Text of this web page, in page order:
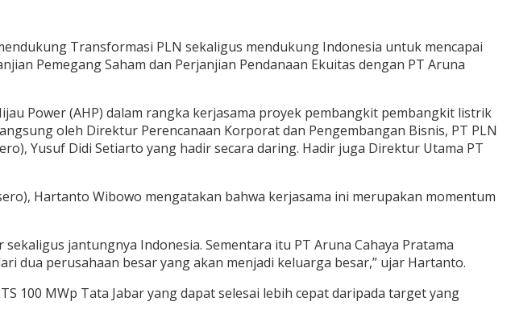
Transformasi PLN sekaligus mendukung Indonesia untuk mencapai
Pemegang Saham dan Perjanjian Pendanaan Ekuitas dengan PT Aruna
Power (AHP) dalam rangka kerjasama proyek pembangkit pembangkit listrik
oleh Direktur Perencanaan Korporat dan Pengembangan Bisnis, PT PLN
Yusuf Didi Setiarto yang hadir secara daring. Hadir juga Direktur Utama PT
Hartanto Wibowo mengatakan bahwa kerjasama ini merupakan momentum
jantungnya Indonesia. Sementara itu PT Aruna Cahaya Pratama
dua perusahaan besar yang akan menjadi keluarga besar,” ujar Hartanto.
100 MWp Tata Jabar yang dapat selesai lebih cepat daripada target yang